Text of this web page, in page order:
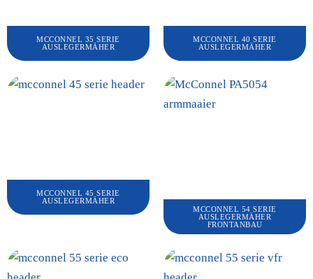
MCCONNEL 35 SERIE
AUSLEGERMÄHER
MCCONNEL 40 SERIE
AUSLEGERMÄHER
MCCONNEL 45 SERIE
AUSLEGERMÄHER
MCCONNEL 54 SERIE
AUSLEGERMÄHER
FRONTANBAU